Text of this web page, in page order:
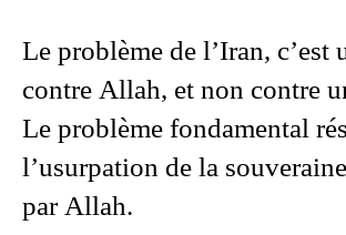
Le problème de l’Iran, c’est
contre Allah, et non contre
Le problème fondamental
l’usurpation de la
par Allah.